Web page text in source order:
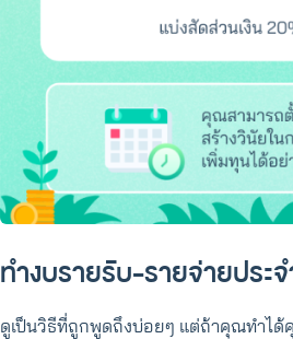
ทำงบรายรับ-รายจ่ายประ
ดูเป็นวิธีที่ถูกพูดถึงบ่อยๆ แต่ถ้าคุณทำได้